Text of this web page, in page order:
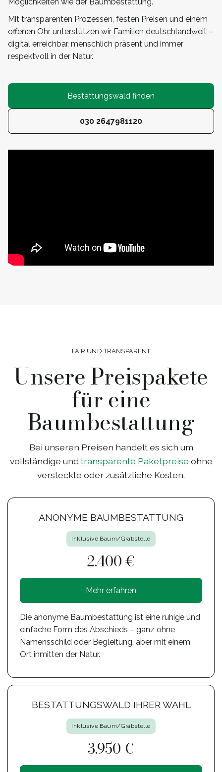
Mit transparenten Prozessen, festen Preisen und einem
offenen Ohr unterstützen wir Familien deutschlandweit –
digital erreichbar, menschlich präsent und immer
respektvoll in der Natur.
Bestattungswald finden
030 2647981120
FAIR UND TRANSPARENT
Unsere Preispakete
für eine
Baumbestattung
Bei unseren Preisen handelt es sich um
vollständige und transparente Paketpreise ohne
versteckte oder zusätzliche Kosten.
ANONYME BAUMBESTATTUNG
Inklusive Baum/Grabstelle
2.400 €
Mehr erfahren
Die anonyme Baumbestattung ist eine ruhige und
einfache Form des Abschieds – ganz ohne
Namensschild oder Begleitung, aber mit einem
Ort inmitten der Natur.
BESTATTUNGSWALD IHRER WAHL
Inklusive Baum/Grabstelle
3.950 €